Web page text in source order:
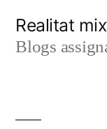
Realitat
Blogs